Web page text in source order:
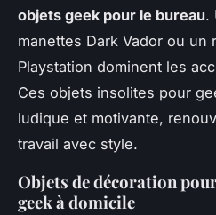
objets geek pour le bureau.
manettes Dark Vador ou un
Playstation dominent les
Ces objets insolites pour
ludique et motivante,
travail avec style.
Objets de décoration
geek à domicile